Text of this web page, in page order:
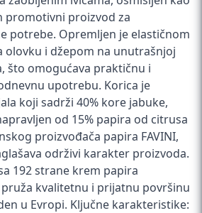
promotivni proizvod za
potrebe. Opremljen je elastičnom
olovku i džepom na unutrašnjoj
što omogućava praktičnu i
upotrebu. Korica je
koji sadrži 40% kore jabuke,
od 15% papira od citrusa
proizvođača papira FAVINI,
održivi karakter proizvoda.
192 strane krem papira
kvalitetnu i prijatnu površinu
u Evropi. Ključne karakteristike: